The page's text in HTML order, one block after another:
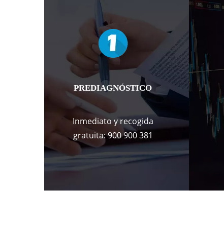
PREDIAGNÓSTICO
Inmediato y recogida
gratuita: 900 900 381